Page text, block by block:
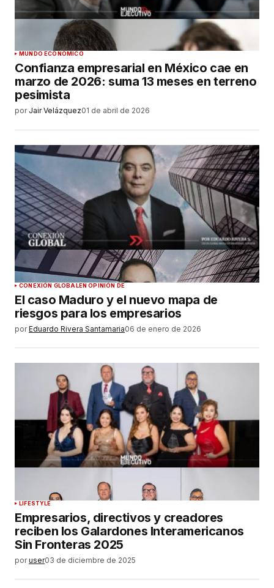
MUNDO ECONÓMICO
Confianza empresarial en México cae en
marzo de 2026: suma 13 meses en terreno
pesimista
por Jair Velázquez01 de abril de 2026
CONEXIÓN GLOBALEN OPINIÓN DE
El caso Maduro y el nuevo mapa de
riesgos para los empresarios
por Eduardo Rivera Santamaria06 de enero de 2026
LIFESTYLE
Empresarios, directivos y creadores
reciben los Galardones Interamericanos
Sin Fronteras 2025
por user03 de diciembre de 2025